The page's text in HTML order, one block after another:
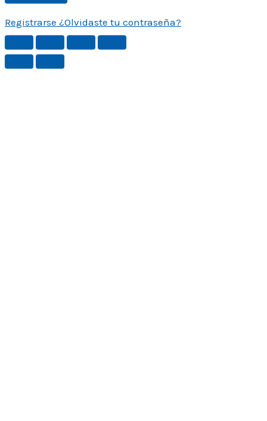
Registrarse ¿Olvidaste tu contraseña?